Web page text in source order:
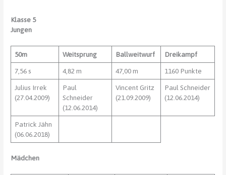
Klasse 5
Jungen
50m Weitsprung Ballweitwurf Dreikampf
7,56 s 4,82 m 47,00 m 1160 Punkte
Julius Irrek
(27.04.2009)
Paul
Schneider
(12.06.2014)
Vincent Gritz
(21.09.2009)
Paul Schneider
(12.06.2014)
Patrick Jähn
(06.06.2018)
Mädchen